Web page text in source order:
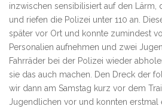
inzwischen sensibilisiert auf den
und riefen die Polizei unter 110 an.
später vor Ort und konnte zumindest
Personalien aufnehmen und zwei
Fahrräder bei der Polizei wieder
sie das auch machen. Den Dreck der
wir dann am Samstag kurz vor dem
Jugendlichen vor und konnten erstmal